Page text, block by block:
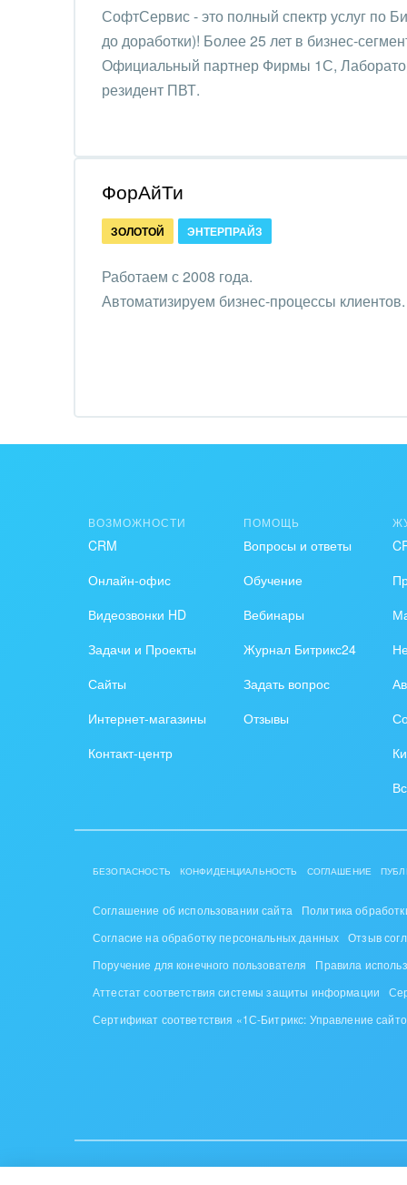
СофтСервис - это полный спектр услуг по
до доработки)! Более 25 лет в бизнес-
Официальный партнер Фирмы 1С,
резидент ПВТ.
ФорАйТи
ЗОЛОТОЙ ЭНТЕРПРАЙЗ
Работаем с 2008 года.
Автоматизируем бизнес-процессы клиентов.
ВОЗМОЖНОСТИ
CRM
Онлайн-офис
Видеозвонки HD
Задачи и Проекты
Сайты
Интернет-магазины
Контакт-центр
ПОМОЩЬ
Вопросы и ответы
Обучение
Вебинары
Журнал Битрикс24
Задать вопрос
Отзывы
БЕЗОПАСНОСТЬ КОНФИДЕНЦИАЛЬНОСТЬ СОГЛАШЕНИЕ
Соглашение об использовании сайта
Политика
Согласие на обработку персональных данных Отзыв
Поручение для конечного пользователя
Правила
Аттестат соответствия системы защиты информации
Сертификат соответствия «1С-Битрикс: Управление